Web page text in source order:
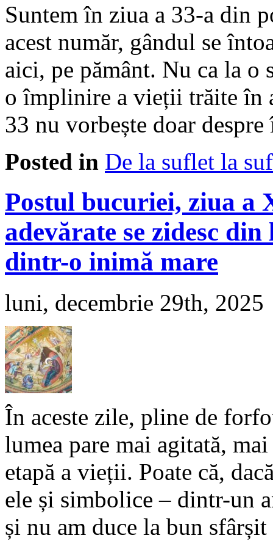
Suntem în ziua a 33-a din
acest număr, gândul se
aici, pe pământ. Nu ca la o
o împlinire a vieții trăite în
33 nu vorbește doar
Posted in De la suflet la
Postul bucuriei, ziua
adevărate se zidesc
dintr-o inimă mare
luni, decembrie 29th, 2025
În aceste zile, pline de
lumea pare mai agitată,
etapă a vieții. Poate că,
ele și simbolice – dintr-un
și nu am duce la bun